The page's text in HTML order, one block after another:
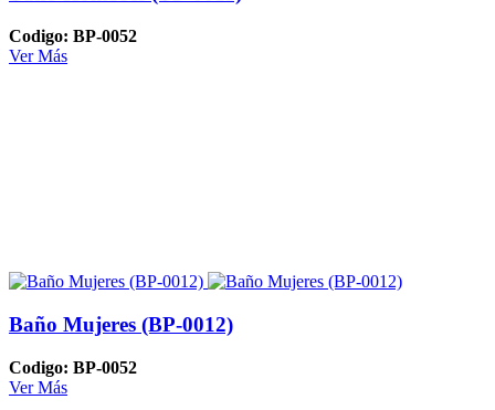
Codigo: BP-0052
Ver Más
Baño Mujeres (BP-0012)
Codigo: BP-0052
Ver Más